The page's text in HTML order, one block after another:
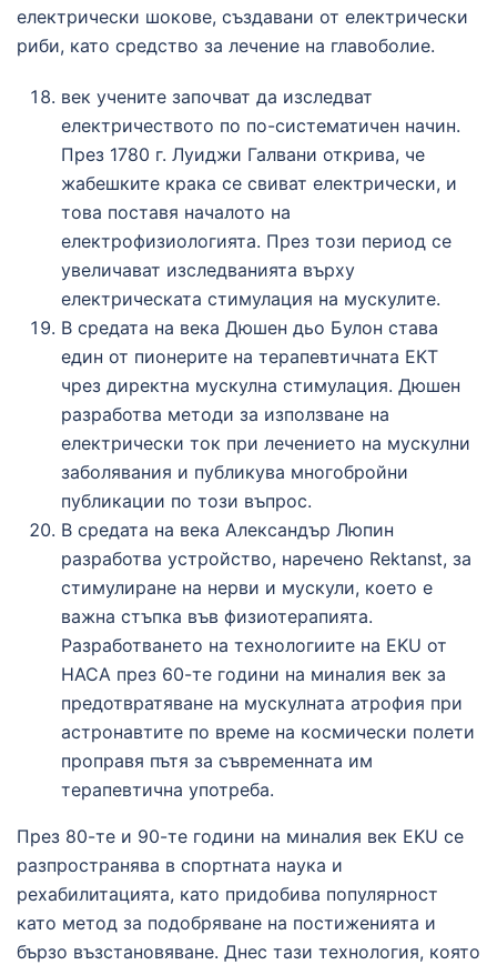
електрически шокове, създавани от електрически
риби, като средство за лечение на главоболие.
век учените започват да изследват
електричеството по по-систематичен начин.
През 1780 г. Луиджи Галвани открива, че
жабешките крака се свиват електрически, и
това поставя началото на
електрофизиологията. През този период се
увеличават изследванията върху
електрическата стимулация на мускулите.
В средата на века Дюшен дьо Булон става
един от пионерите на терапевтичната ЕКТ
чрез директна мускулна стимулация. Дюшен
разработва методи за използване на
електрически ток при лечението на мускулни
заболявания и публикува многобройни
публикации по този въпрос.
В средата на века Александър Люпин
разработва устройство, наречено Rektanst, за
стимулиране на нерви и мускули, което е
важна стъпка във физиотерапията.
Разработването на технологиите на EKU от
НАСА през 60-те години на миналия век за
предотвратяване на мускулната атрофия при
астронавтите по време на космически полети
проправя пътя за съвременната им
терапевтична употреба.
През 80-те и 90-те години на миналия век EKU се
разпространява в спортната наука и
рехабилитацията, като придобива популярност
като метод за подобряване на постиженията и
бързо възстановяване. Днес тази технология, която